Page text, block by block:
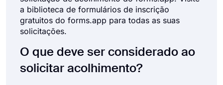
a biblioteca de formulários de inscrição
gratuitos do forms.app para todas as suas
solicitações.
O que deve ser considerado ao
solicitar acolhimento?